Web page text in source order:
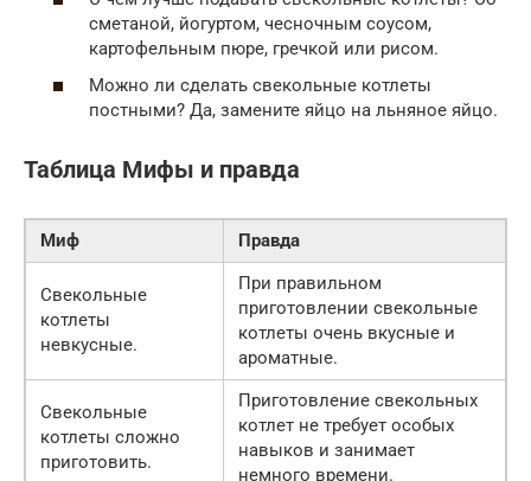
сметаной, йогуртом, чесночным соусом,
картофельным пюре, гречкой или рисом.
Можно ли сделать свекольные котлеты
постными? Да, замените яйцо на льняное яйцо.
Таблица Мифы и правда
Миф Правда
Свекольные
котлеты
невкусные.
При правильном
приготовлении свекольные
котлеты очень вкусные и
ароматные.
Свекольные
котлеты сложно
приготовить.
Приготовление свекольных
котлет не требует особых
навыков и занимает
немного времени.